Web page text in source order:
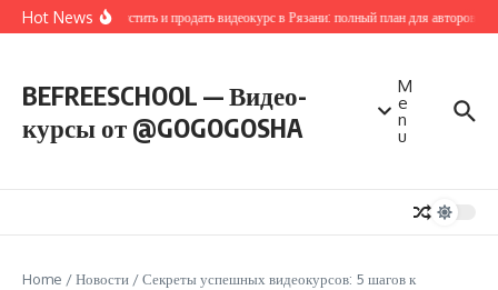
Перейти к содержанию
Hot NewsКак запустить и продать видеокурс в Рязани: полный план для авторов и
BEFREESCHOOL — Видео-
курсы от @GOGOGOSHA
M
e
n
u
Home /Новости /Секреты успешных видеокурсов: 5 шагов к